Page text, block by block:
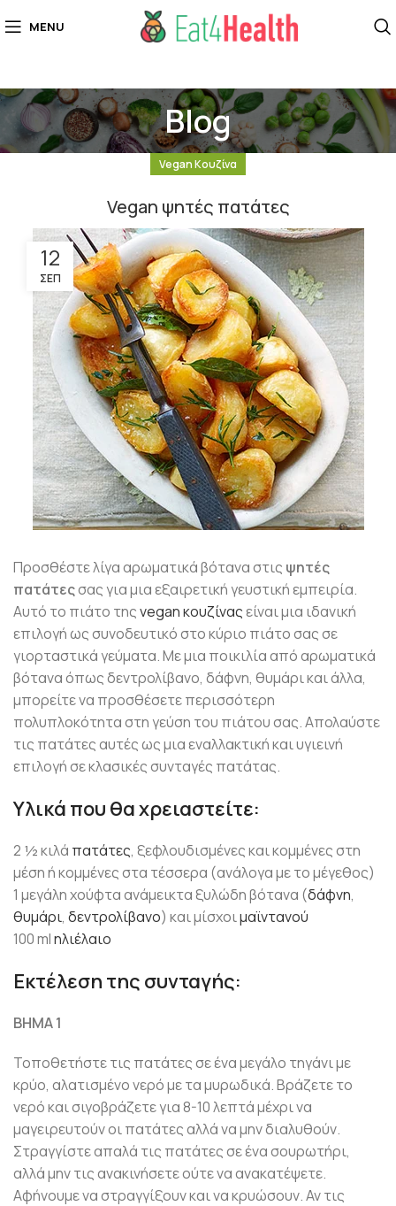
MENU
Blog
Vegan Κουζίνα
Vegan ψητές πατάτες
12
ΣΕΠ
Προσθέστε λίγα αρωματικά βότανα στις ψητές
πατάτεςσας για μια εξαιρετική γευστική εμπειρία.
Αυτό το πιάτο τηςvegan κουζίναςείναι μια ιδανική
επιλογή ως συνοδευτικό στο κύριο πιάτο σας σε
γιορταστικά γεύματα. Με μια ποικιλία από αρωματικά
βότανα όπως δεντρολίβανο, δάφνη, θυμάρι και άλλα,
μπορείτε να προσθέσετε περισσότερη
πολυπλοκότητα στη γεύση του πιάτου σας. Απολαύστε
τις πατάτες αυτές ως μια εναλλακτική και υγιεινή
επιλογή σε κλασικές συνταγές πατάτας.
Υλικά που θα χρειαστείτε:
2 ½ κιλά πατάτες, ξεφλουδισμένες και κομμένες στη
μέση ή κομμένες στα τέσσερα (ανάλογα με το μέγεθος)
1 μεγάλη χούφτα ανάμεικτα ξυλώδη βότανα (δάφνη,
θυμάρι, δεντρολίβανο) και μίσχοιμαϊντανού
100 mlηλιέλαιο
Εκτέλεση της συνταγής:
ΒΗΜΑ 1
Τοποθετήστε τις πατάτες σε ένα μεγάλο τηγάνι με
κρύο, αλατισμένο νερό με τα μυρωδικά. Βράζετε το
νερό και σιγοβράζετε για 8-10 λεπτά μέχρι να
μαγειρευτούν οι πατάτες αλλά να μην διαλυθούν.
Στραγγίστε απαλά τις πατάτες σε ένα σουρωτήρι,
αλλά μην τις ανακινήσετε ούτε να ανακατέψετε.
Αφήνουμε να στραγγίξουν και να κρυώσουν. Αν τις